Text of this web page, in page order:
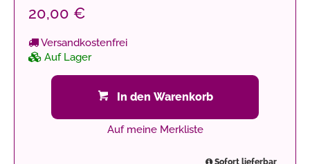
20,00 €
Versandkostenfrei
Auf Lager
In den Warenkorb
Auf meine Merkliste
Sofort lieferbar